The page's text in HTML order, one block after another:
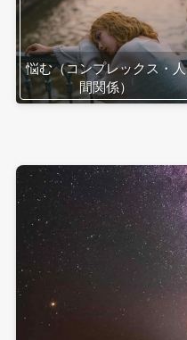
悩む（コンプレックス・人
間関係）